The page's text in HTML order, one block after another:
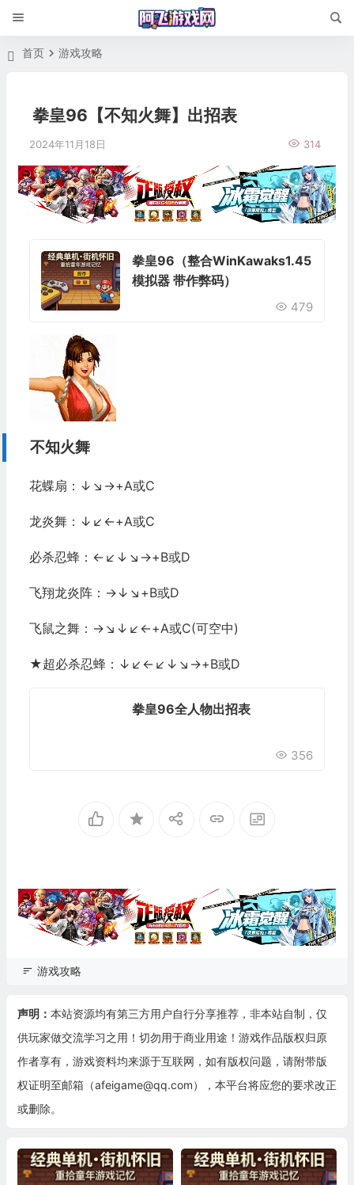
首页 游戏攻略
拳皇96【不知火舞】出招表
2024年11月18日 314
拳皇96（整合WinKawaks1.45
模拟器 带作弊码）
479
不知火舞
花蝶扇：↓↘→+A或C
龙炎舞：↓↙←+A或C
必杀忍蜂：←↙↓↘→+B或D
飞翔龙炎阵：→↓↘+B或D
飞鼠之舞：→↘↓↙←+A或C(可空中)
★超必杀忍蜂：↓↙←↙↓↘→+B或D
拳皇96全人物出招表
356
游戏攻略
声明： 本站资源均有第三方用户自行分享推荐，非本站自制，仅
供玩家做交流学习之用！切勿用于商业用途！游戏作品版权归原
作者享有，游戏资料均来源于互联网，如有版权问题，请附带版
权证明至邮箱（afeigame@qq.com），本平台将应您的要求改正
或删除。